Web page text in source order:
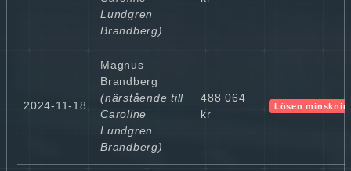
Lundgren
Brandberg)
2024-11-18
Magnus
Brandberg
(närstående till
Caroline
Lundgren
Brandberg)
488 064
kr
Lösen